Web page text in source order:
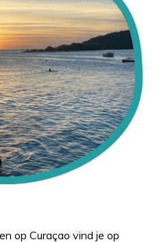
op Curaçao vind je op